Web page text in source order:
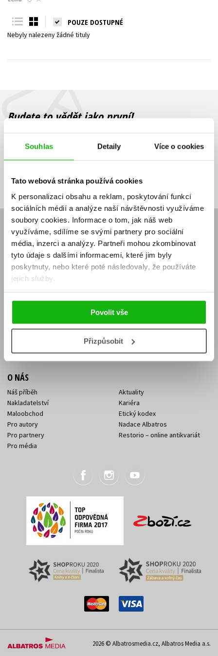
Souhlas Detaily Více o cookies
Tato webová stránka používá cookies
K personalizaci obsahu a reklam, poskytování funkcí
sociálních médií a analýze naší návštěvnosti využíváme
soubory cookies. Informace o tom, jak náš web
využíváme, sdílíme se svými partnery pro sociální
média, inzerci a analýzy. Partneři mohou zkombinovat
tyto údaje s dalšími informacemi, které jim byly
poskytnuty, nebo které poté následovaly, že používáte
jejich služby.
Povolit vše
Přizpůsobit
Young adult (SK)
Všechny tituly
POUZE DOSTUPNÉ
Nebyly nalezeny žádné tituly
Budete to vědět jako první!
Zajímá Vás, jaký knižní hit právě vychází, na jaké zboží je výhodná
sleva, jaká běží soutěž o ceny? Přihlášením k odběru našich e-
souhlasíte se zpracováním osobních údajů
mailová
adresa
mailová
adresa
Vaše e-mailová adresa Přihlásit se
E-SHOP
Aktuality
Naši autoři
Obchodní podmínky
Jak nakoupit
Knižní novinky
Dárkové poukazy
Affiliate program
KONTAKTY
Sídlo společnosti
Kontakty Albatros Media
O NÁS
Náš příběh
Nakladatelství
Maloobchod
Pro autory
Pro partnery
Pro média
Aktuality
Kariéra
Etický kodex
Nadace Albatros
Restorio – online antikvariát
2026 © Albatrosmedia.cz, Albatros Media a.s.